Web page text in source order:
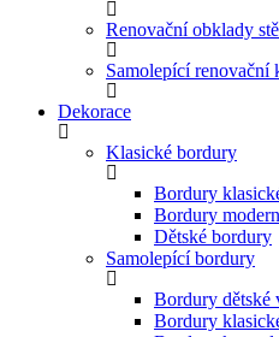
Renovační obklady
Samolepící renovační
Dekorace
Klasické bordury
Bordury
Bordury
Dětské bordury
Samolepící bordury
Bordury dětské
Bordury